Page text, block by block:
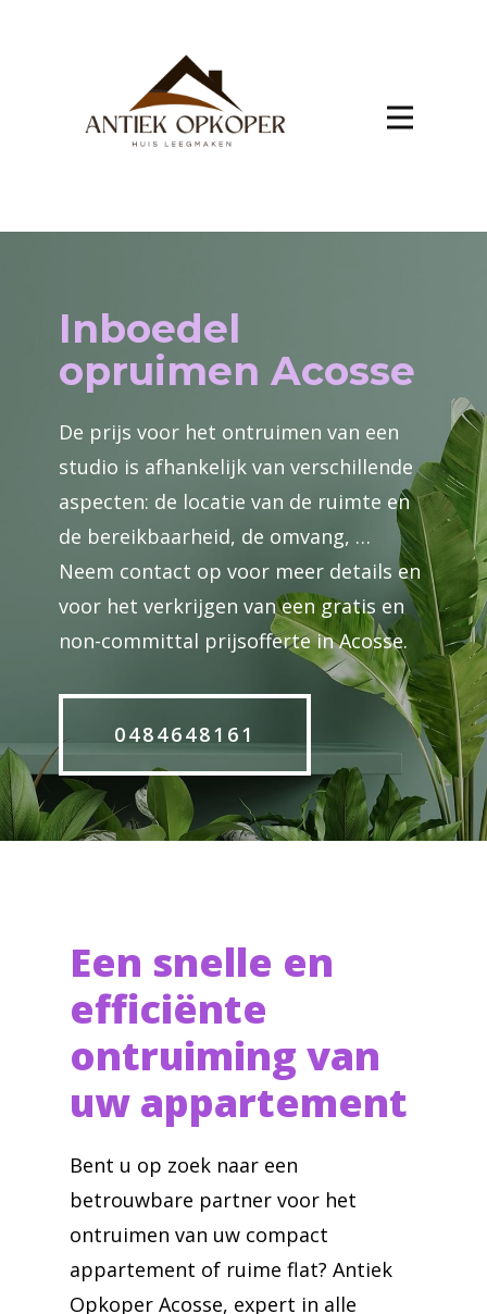
Inboedel
opruimen Acosse
De prijs voor het ontruimen van een
studio is afhankelijk van verschillende
aspecten: de locatie van de ruimte en
de bereikbaarheid, de omvang, …
Neem contact op voor meer details en
voor het verkrijgen van een gratis en
non-committal prijsofferte in Acosse.
0484648161
Een snelle en
efficiënte
ontruiming van
uw appartement
Bent u op zoek naar een
betrouwbare partner voor het
ontruimen van uw compact
appartement of ruime flat? Antiek
Opkoper Acosse, expert in alle